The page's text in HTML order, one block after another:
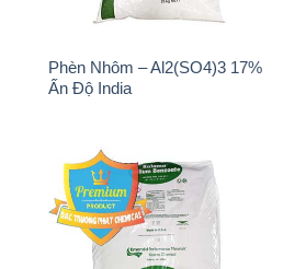
Phèn Nhôm – Al2(SO4)3 17%
Ấn Độ India